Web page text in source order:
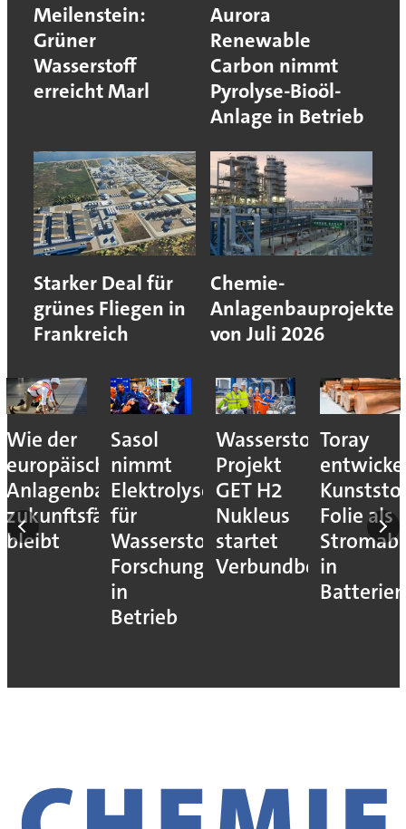
Meilenstein:
Grüner
Wasserstoff
erreicht Marl
Aurora
Renewable
Carbon nimmt
Pyrolyse-Bioöl-
Anlage in Betrieb
Starker Deal für
grünes Fliegen in
Frankreich
Chemie-
Anlagenbauprojekte
von Juli 2026
Wie der
europäische
Anlagenbau
zukunftsfähig
bleibt
Sasol
nimmt
Elektrolyseur
für
Wasserstoff-
Forschung
in
Betrieb
Wasserstoff-
Projekt
GET H2
Nukleus
startet
Verbundbetrieb
Toray
Folie als
in
Batterien